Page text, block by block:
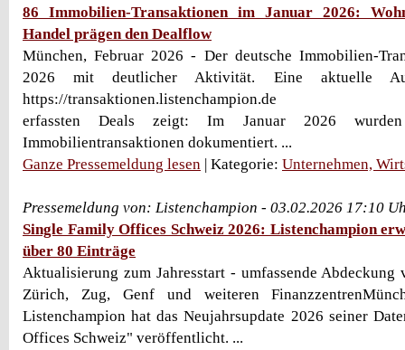
86 Immobilien-Transaktionen im Januar 2026:
Handel prägen den Dealflow
München, Februar 2026 - Der deutsche Immobilien-
2026 mit deutlicher Aktivität. Eine aktuelle
https://transaktionen.listenchampion.de
erfassten Deals zeigt: Im Januar 2026
Immobilientransaktionen dokumentiert. ...
Ganze Pressemeldung lesen | Kategorie: Unternehmen,
Pressemeldung von: Listenchampion - 03.02.2026 17:10
Single Family Offices Schweiz 2026: Listenchampion
über 80 Einträge
Aktualisierung zum Jahresstart - umfassende
Zürich, Zug, Genf und weiteren
Listenchampion hat das Neujahrsupdate 2026 seiner
Offices Schweiz" veröffentlicht. ...